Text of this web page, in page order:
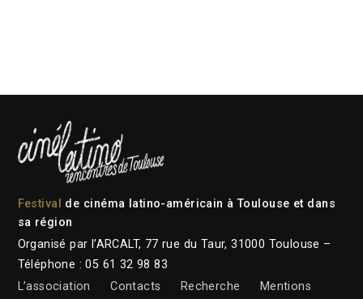
Festival
de cinéma latino-américain à Toulouse et dans
sa région
Organisé par l’ARCALT, 77 rue du Taur, 31000 Toulouse –
Téléphone : 05 61 32 98 83
L’association
Contacts Recherche
Mentions